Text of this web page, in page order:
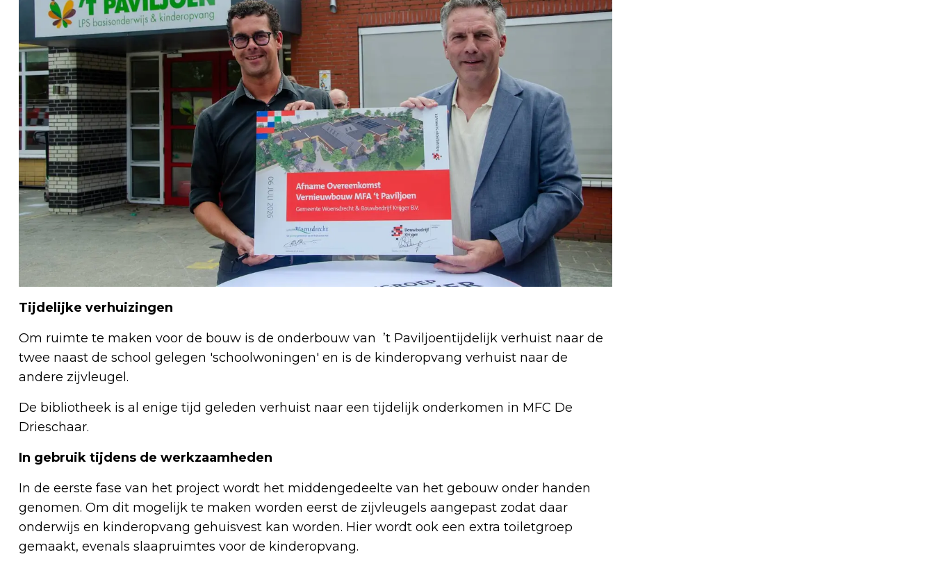
Tijdelijke verhuizingen
Om ruimte te maken voor de bouw is de onderbouw van ’t Paviljoentijdelijk verhuist naar de
twee naast de school gelegen 'schoolwoningen' en is de kinderopvang verhuist naar de
andere zijvleugel.
De bibliotheek is al enige tijd geleden verhuist naar een tijdelijk onderkomen in MFC De
Drieschaar.
In gebruik tijdens de werkzaamheden
In de eerste fase van het project wordt het middengedeelte van het gebouw onder handen
genomen. Om dit mogelijk te maken worden eerst de zijvleugels aangepast zodat daar
onderwijs en kinderopvang gehuisvest kan worden. Hier wordt ook een extra toiletgroep
gemaakt, evenals slaapruimtes voor de kinderopvang.